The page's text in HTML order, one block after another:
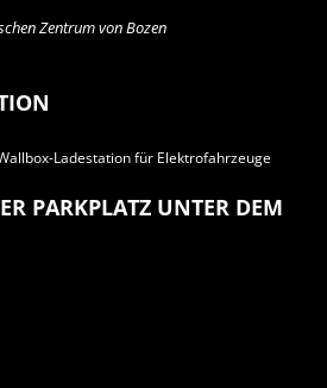
Zentrum von Bozen
Ladestation für Elektrofahrzeuge
PARKPLATZ UNTER DEM